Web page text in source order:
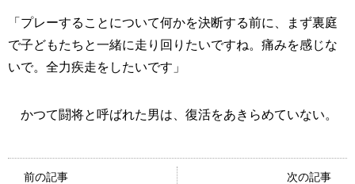
「プレーすることについて何かを決断する前に、まず裏庭
で子どもたちと一緒に走り回りたいですね。痛みを感じな
いで。全力疾走をしたいです」
かつて闘将と呼ばれた男は、復活をあきらめていない。
前の記事 次の記事